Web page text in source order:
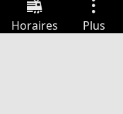
Horaires Plus